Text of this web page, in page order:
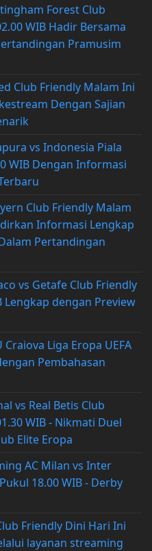
Forest Club
WIB Hadir Bersama
Pramusim
Club Friendly Malam Ini
Dengan Sajian
vs Indonesia Piala
WIB Dengan Informasi
Club Friendly Malam
Informasi Lengkap
Pertandingan
vs Getafe Club Friendly
Lengkap dengan Preview
Liga Eropa UEFA
Pembahasan
vs Real Betis Club
WIB - Nikmati Duel
Elite Eropa
AC Milan vs Inter
18.00 WIB - Derby
Friendly Dini Hari Ini
layanan streaming